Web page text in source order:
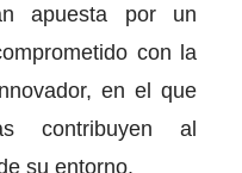
apuesta por un
con la
en el que
contribuyen al
su entorno.